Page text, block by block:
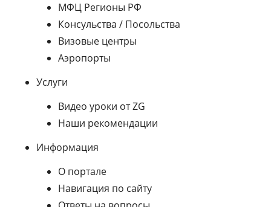
МФЦ Регионы РФ
Консульства / Посольства
Визовые центры
Аэропорты
Услуги
Видео уроки от ZG
Наши рекомендации
Информация
О портале
Навигация по сайту